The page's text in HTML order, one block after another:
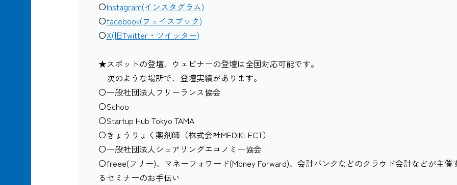
〇Instagram(インスタグラム)
〇facebook(フェイスブック)
〇X(旧Twitter・ツイッター)
★スポットの登壇、ウェビナーの登壇は全国対応可能です。
次のような場所で、登壇実績があります。
〇一般社団法人フリーランス協会
〇Schoo
〇Startup Hub Tokyo TAMA
〇きょうりょく薬剤師（株式会社MEDIKLECT）
〇一般社団法人シェアリングエコノミー協会
〇freee(フリー)、マネーフォワード(Money Forward)、会計バンクなどのクラウド会計などが主催
るセミナーのお手伝い